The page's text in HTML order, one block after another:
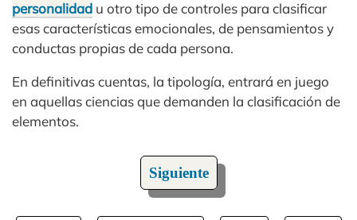
personalidad u otro tipo de controles para clasificar
esas características emocionales, de pensamientos y
conductas propias de cada persona.
En definitivas cuentas, la tipología, entrará en juego
en aquellas ciencias que demanden la clasificación de
elementos.
Siguiente